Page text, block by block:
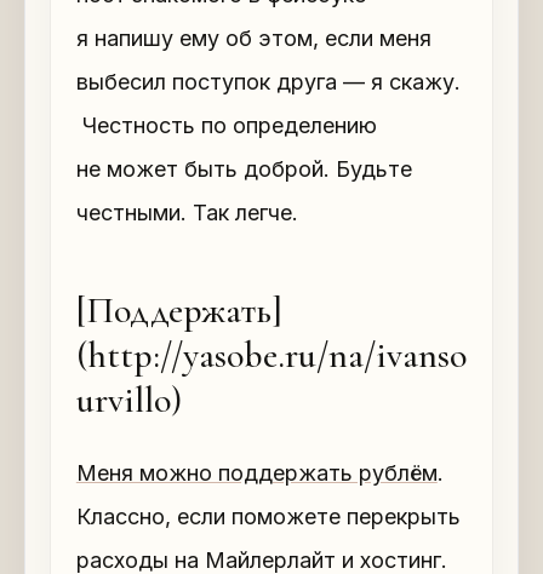
я напишу ему об этом, если меня
выбесил поступок друга — я скажу.
Честность по определению
не может быть доброй. Будьте
честными. Так легче.
[Поддержать]
(http://yasobe.ru/na/ivanso
urvillo)
Меня можно поддержать рублём.
Классно, если поможете перекрыть
расходы на Майлерлайт и хостинг.